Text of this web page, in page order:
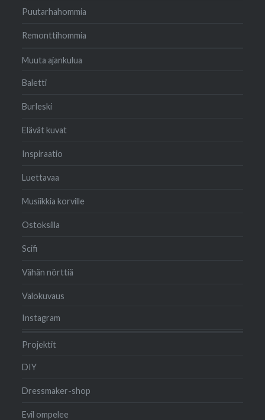
Puutarhahommia
Remonttihommia
Muuta ajankulua
Baletti
Burleski
Elävät kuvat
Inspiraatio
Luettavaa
Musiikkia korville
Ostoksilla
Scifi
Vähän nörttiä
Valokuvaus
Instagram
Projektit
DIY
Dressmaker-shop
Evil ompelee